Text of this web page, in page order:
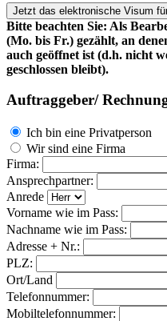
Bitte beachten Sie: Als
(Mo. bis Fr.) gezählt, an
auch geöffnet ist (d.h. nicht
geschlossen bleibt).
Auftraggeber/
Ich bin eine Privatperson
Wir sind eine Firma
Firma:
Ansprechpartner:
Anrede
Vorname wie im Pass:
Nachname wie im Pass:
Adresse + Nr.:
PLZ:
Ort/Land
Telefonnummer:
Mobiltelefonnummer: